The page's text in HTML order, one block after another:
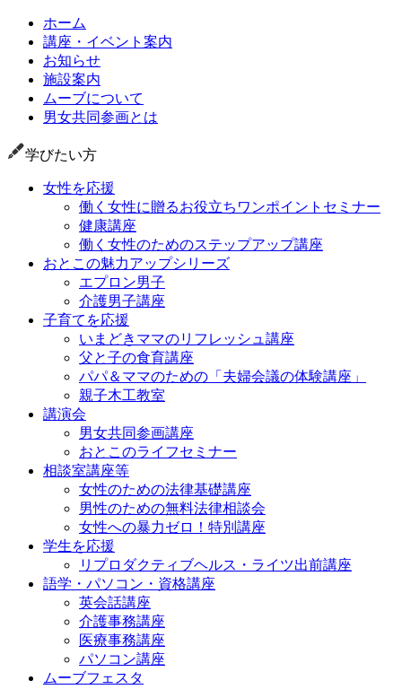
ホーム
講座・イベント案内
お知らせ
施設案内
ムーブについて
男女共同参画とは
学びたい方
女性を応援
働く女性に贈るお役立ちワンポイントセミナー
健康講座
働く女性のためのステップアップ講座
おとこの魅力アップシリーズ
エプロン男子
介護男子講座
子育てを応援
いまどきママのリフレッシュ講座
父と子の食育講座
パパ＆ママのための「夫婦会議の体験講座」
親子木工教室
講演会
男女共同参画講座
おとこのライフセミナー
相談室講座等
女性のための法律基礎講座
男性のための無料法律相談会
女性への暴力ゼロ！特別講座
学生を応援
リプロダクティブヘルス・ライツ出前講座
語学・パソコン・資格講座
英会話講座
介護事務講座
医療事務講座
パソコン講座
ムーブフェスタ